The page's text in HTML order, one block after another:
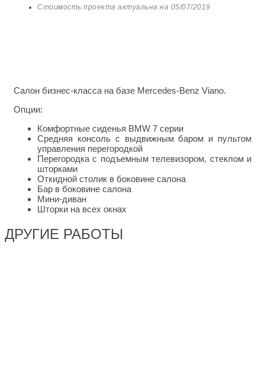
Стоимость проекта актуальна на 05/07/2019
Салон бизнес-класса на базе Mercedes-Benz Viano.
Опции:
Комфортные сиденья BMW 7 серии
Средняя консоль с выдвижным баром и пультом
управления перегородкой
Перегородка с подъемным телевизором, стеклом и
шторками
Откидной столик в боковине салона
Бар в боковине салона
Мини-диван
Шторки на всех окнах
ДРУГИЕ РАБОТЫ